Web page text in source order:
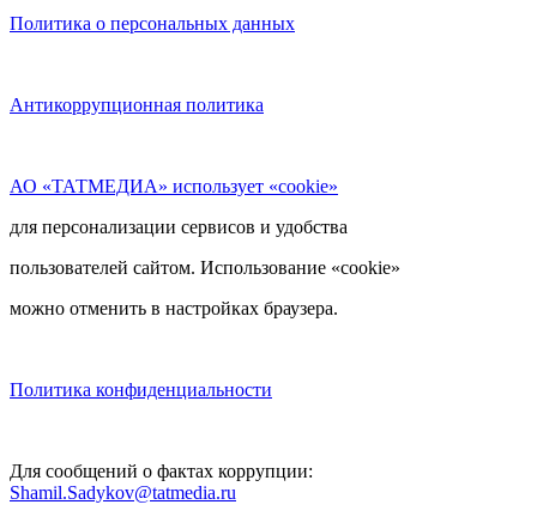
Политика о персональных данных
Антикоррупционная политика
АО «ТАТМЕДИА» использует «cookie»
для персонализации сервисов и удобства
пользователей сайтом. Использование «cookie»
можно отменить в настройках браузера.
Политика конфиденциальности
Для сообщений о фактах коррупции:
Shamil.Sadykov@tatmedia.ru